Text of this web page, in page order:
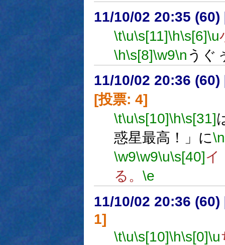
11/10/02 20:35 (60)
\t\u\s[11]\h\s[6]\u
\h\s[8]\w9\n うぐ
11/10/02 20:36 (60)
[投票: 4]
\t\u\s[10]\h\s[31]
惑星最高！」に\n
\w9\w9\u\s[40]イ
る。 \e
11/10/02 20:36 (60)
1]
\t\u\s[10]\h\s[0]\u